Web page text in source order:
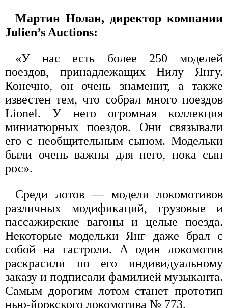
Мартин Нолан, директор компании
Julien’s Auctions:
«У нас есть более 250 моделей
поездов, принадлежащих Нилу Янгу.
Конечно, он очень знаменит, а также
известен тем, что собрал много поездов
Lionel. У него огромная коллекция
миниатюрных поездов. Они связывали
его с необщительным сыном. Модельки
были очень важны для него, пока сын
рос».
Среди лотов — модели локомотивов
различных модификаций, грузовые и
пассажирские вагоны и целые поезда.
Некоторые модельки Янг даже брал с
собой на гастроли. А один локомотив
раскрасили по его индивидуальному
заказу и подписали фамилией музыканта.
Самым дорогим лотом станет прототип
нью-йоркского локомотива № 773.